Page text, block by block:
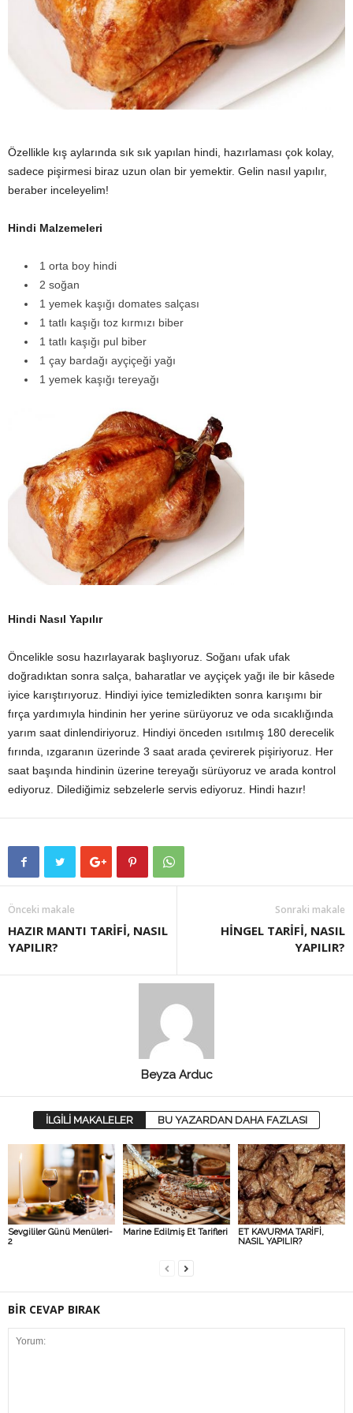
Özellikle kış aylarında sık sık yapılan hindi, hazırlaması çok kolay,
sadece pişirmesi biraz uzun olan bir yemektir. Gelin nasıl yapılır,
beraber inceleyelim!
Hindi Malzemeleri
1 orta boy hindi
2 soğan
1 yemek kaşığı domates salçası
1 tatlı kaşığı toz kırmızı biber
1 tatlı kaşığı pul biber
1 çay bardağı ayçiçeği yağı
1 yemek kaşığı tereyağı
Hindi Nasıl Yapılır
Öncelikle sosu hazırlayarak başlıyoruz. Soğanı ufak ufak
doğradıktan sonra salça, baharatlar ve ayçiçek yağı ile bir kâsede
iyice karıştırıyoruz. Hindiyi iyice temizledikten sonra karışımı bir
fırça yardımıyla hindinin her yerine sürüyoruz ve oda sıcaklığında
yarım saat dinlendiriyoruz. Hindiyi önceden ısıtılmış 180 derecelik
fırında, ızgaranın üzerinde 3 saat arada çevirerek pişiriyoruz. Her
saat başında hindinin üzerine tereyağı sürüyoruz ve arada kontrol
ediyoruz. Dilediğimiz sebzelerle servis ediyoruz. Hindi hazır!
Önceki makale
HAZIR MANTI TARİFİ, NASIL
YAPILIR?
Sonraki makale
HİNGEL TARİFİ, NASIL
YAPILIR?
Beyza Arduc
İLGİLİ MAKALELER BU YAZARDAN DAHA FAZLASI
Sevgililer Günü Menüleri-
2
Marine Edilmiş Et Tarifleri
ET KAVURMA TARİFİ,
NASIL YAPILIR?
BİR CEVAP BIRAK